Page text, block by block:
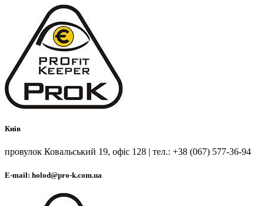
Киів
провулок Ковальський 19, офіс 128 | тел.: +38 (067) 577-36-94
E-mail: holod@pro-k.com.ua